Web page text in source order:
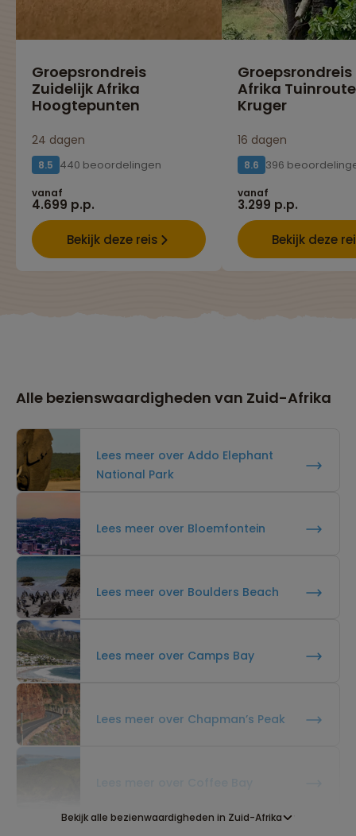
Groepsrondreis
Zuidelijk Afrika
Hoogtepunten
24 dagen
8.5 440 beoordelingen
vanaf
4.699 p.p.
Bekijk deze reis
Afrika
Kruger
16 dagen
8.6 396
vanaf
3.299 p.p.
Bekijk deze
Alle bezienswaardigheden van Zuid-Afrika
Lees meer over Addo Elephant
National Park
Lees meer over Bloemfontein
Lees meer over Boulders Beach
Lees meer over Camps Bay
Lees meer over Chapman’s Peak
Bekijk alle bezienwaardigheden in Zuid-Afrika